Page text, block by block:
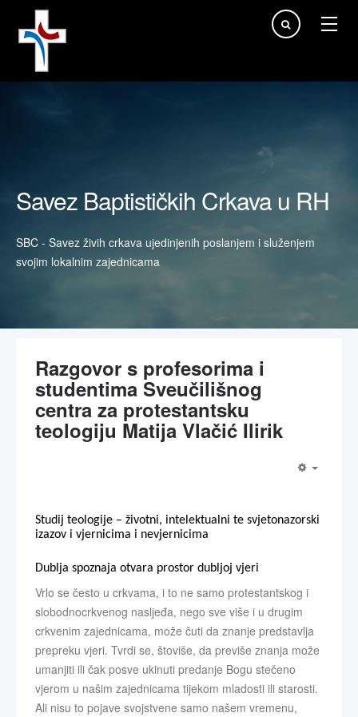
Traži...
Savez Baptističkih Crkava u RH
SBC - Savez živih crkava ujedinjenih poslanjem i služenjem
svojim lokalnim zajednicama
Razgovor s profesorima i
studentima Sveučilišnog
centra za protestantsku
teologiju Matija Vlačić Ilirik
Studij teologije – životni, intelektualni te svjetonazorski
izazov i vjernicima i nevjernicima
Dublja spoznaja otvara prostor dubljoj vjeri
Vrlo se često u crkvama, i to ne samo protestantskog i
slobodnocrkvenog nasljeđa, nego sve više i u drugim
crkvenim zajednicama, može čuti da znanje predstavlja
prepreku vjeri. Tvrdi se, štoviše, da previše znanja može
umanjiti ili čak posve ukinuti predanje Bogu stečeno
vjerom u našim zajednicama tijekom mladosti ili starosti.
Ali nisu to pojave svojstvene samo našem vremenu,